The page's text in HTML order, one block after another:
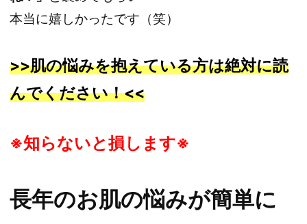
本当に嬉しかったです（笑）
>>肌の悩みを抱えている方は絶対に読
んでください！<<
※知らないと損します※
長年のお肌の悩みが簡単に